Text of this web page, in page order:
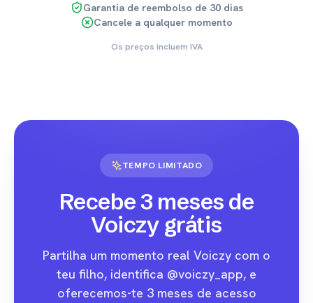
Garantia de reembolso de 30 dias
Cancele a qualquer momento
Os preços incluem IVA
TEMPO LIMITADO
Recebe 3 meses de
Voiczy grátis
Partilha um momento real Voiczy com o
teu filho, identifica @voiczy_app, e
oferecemos-te 3 meses de acesso